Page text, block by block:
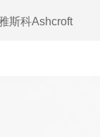
斯科Ashcroft